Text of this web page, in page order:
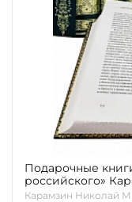
Подарочные
российского»
Карамзин Николай